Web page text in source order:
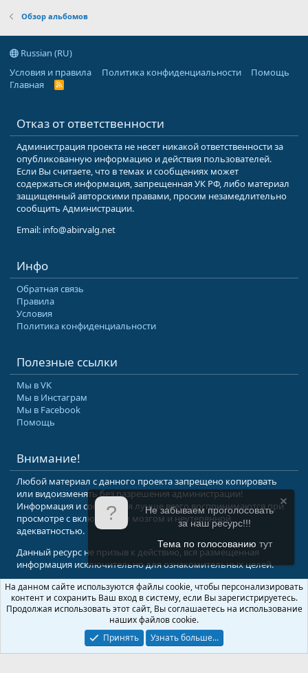
Обзор альбомов
Russian (RU)
Условия и правила
Политика конфиденциальности
Помощь
Главная
R
Отказ от ответственности
Администрация проекта не несет никакой ответственности за
опубликованную информацию и действия пользователей.
Если Вы считаете, что в темах и сообщениях может
содержаться информация, запрещенная УК РФ, либо материал
защищенный авторскими правами, просим незамедлительно
сообщить Администрации.
Email: info@abirvalg.net
Инфо
Обратная связь
Правила
Условия
Политика конфиденциальности
Полезные ссылки
Мы в VK
Мы в Инстаграм
Мы в Facebook
Помощь
Внимание!
Любой материал с данного проекта запрещено копировать
или видоизменять без разрешения администрации!
Информация и сообщения лучше всего воспринимаются при
просмотре с включенным мозгом и неутерянной
адекватностью.
Данный ресурс не призыв к действию, вся размещенная
информация исключительно для ознакомительных целей.
© 2008-2026 Форум Абырвалг.нет - подводная охота, дайвинг, туризм
Перевод: XenForo.Info
Не забываем проголосовать
за наш ресурс!!!
Тема по голосованию тут
На данном сайте используются файлы cookie, чтобы персонализировать
контент и сохранить Ваш вход в систему, если Вы зарегистрируетесь.
Продолжая использовать этот сайт, Вы соглашаетесь на использование
наших файлов cookie.
Принять
Узнать больше...